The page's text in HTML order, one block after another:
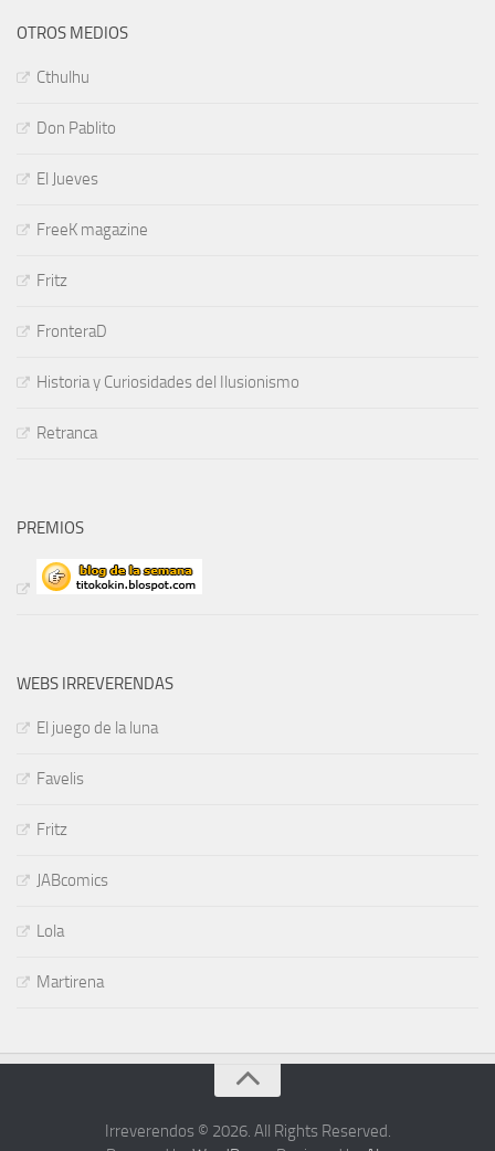
OTROS MEDIOS
Cthulhu
Don Pablito
El Jueves
FreeK magazine
Fritz
FronteraD
Historia y Curiosidades del Ilusionismo
Retranca
PREMIOS
WEBS IRREVERENDAS
El juego de la luna
Favelis
Fritz
JABcomics
Lola
Martirena
Irreverendos © 2026. All Rights Reserved.